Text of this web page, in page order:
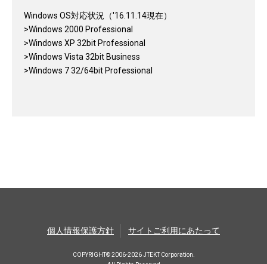
追加された機能です。
操作盤用MotionToolは、V2.20R1（'16年１月工場出荷）か
らMC1K互換モードに対応しています。
MC1K互換モードの詳細内容については、ホームページか
ら最新のMCMLの取扱説明書をご参照ください。
Windows OS対応状況（'16.11.14現在）
>Windows 2000 Professional
>Windows XP 32bit Professional
>Windows Vista 32bit Business
>Windows 7 32/64bit Professional
個人情報保護方針 サイトご利用にあたって
COPYRIGHT© 2006-2026 JTEKT Corporation.